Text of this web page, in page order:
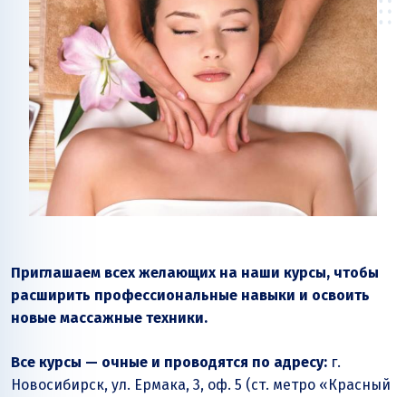
Приглашаем всех желающих на наши курсы, чтобы
расширить профессиональные навыки и освоить
новые массажные техники.
Все курсы — очные и проводятся по адресу: г.
Новосибирск, ул. Ермака, 3, оф. 5 (ст. метро «Красный